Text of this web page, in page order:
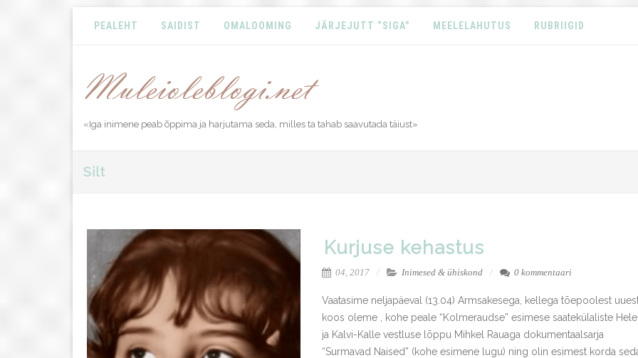
PEALEHT SAIDIST OMALOOMING JÄRJEJUTT “SIGA” MEELELAHUTUS RUBRIIGID
«Iga inimene peab õppima ja harjutama seda, milles ta tahab saavutada täiust»
Silt
Kurjuse kehastus
04, 2017 Inimesed & ühiskond 0 kommentaari
Vaatasime neljapäeval (13.04) Armsakesega, kellega tõepoolest
koos oleme , kohe peale “Kolmeraudse” esimese saatekülaliste
ja Kalvi-Kalle vestluse lõppu Mihkel Rauaga dokumentaalsarja
“Surmavad Naised” (kohe esimene lugu) ning olin esimest korda